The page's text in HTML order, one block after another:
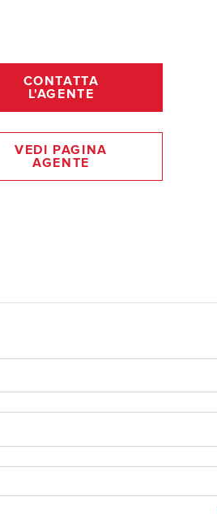
CONTATTA
L'AGENTE
VEDI PAGINA
AGENTE